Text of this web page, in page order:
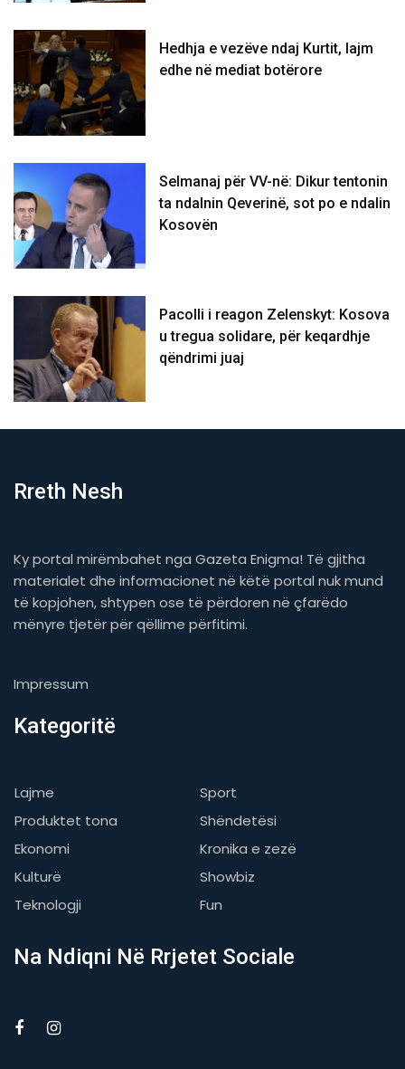
Hedhja e vezëve ndaj Kurtit, lajm
edhe në mediat botërore
Selmanaj për VV-në: Dikur tentonin
ta ndalnin Qeverinë, sot po e ndalin
Kosovën
Pacolli i reagon Zelenskyt: Kosova
u tregua solidare, për keqardhje
qëndrimi juaj
Rreth Nesh
Ky portal mirëmbahet nga Gazeta Enigma! Të gjitha
materialet dhe informacionet në këtë portal nuk mund
të kopjohen, shtypen ose të përdoren në çfarëdo
mënyre tjetër për qëllime përfitimi.
Impressum
Kategoritë
Lajme
Sport
Produktet tona
Shëndetësi
Ekonomi
Kronika e zezë
Kulturë
Showbiz
Teknologji
Fun
Na Ndiqni Në Rrjetet Sociale